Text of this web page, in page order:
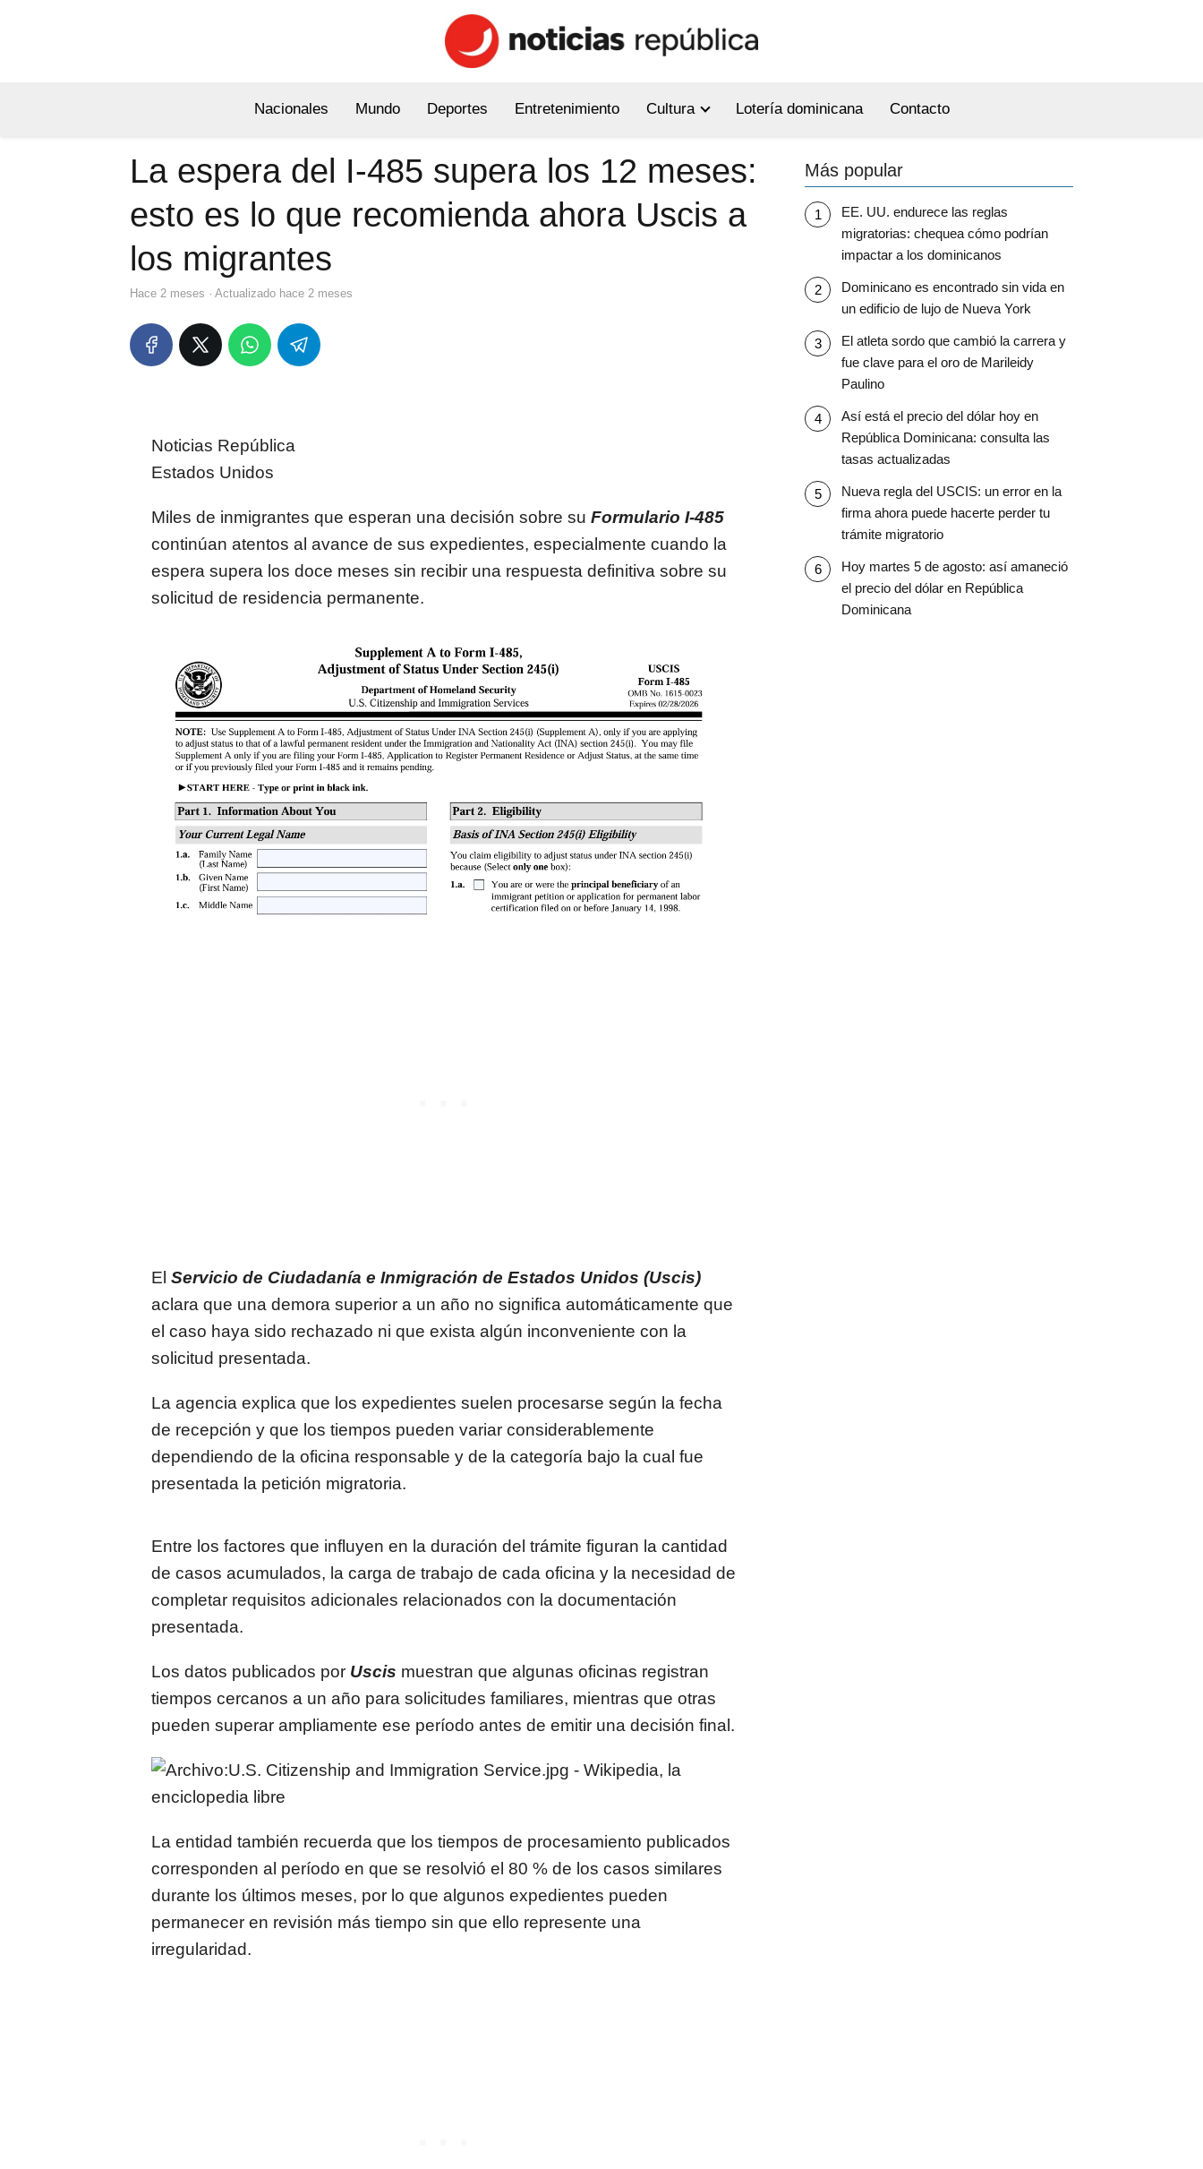
Nacionales Mundo Deportes Entretenimiento Cultura Lotería dominicana Contacto
La espera del I-485 supera los 12 meses:
esto es lo que recomienda ahora Uscis a
los migrantes
hace 2 meses · Actualizado hace 2 meses
Noticias República
Estados Unidos
Miles de inmigrantes que esperan una decisión sobre su Formulario I-485
continúan atentos al avance de sus expedientes, especialmente cuando la
espera supera los doce meses sin recibir una respuesta definitiva sobre su
solicitud de residencia permanente.
El Servicio de Ciudadanía e Inmigración de Estados Unidos (Uscis)
aclara que una demora superior a un año no significa automáticamente que
el caso haya sido rechazado ni que exista algún inconveniente con la
solicitud presentada.
La agencia explica que los expedientes suelen procesarse según la fecha
de recepción y que los tiempos pueden variar considerablemente
dependiendo de la oficina responsable y de la categoría bajo la cual fue
presentada la petición migratoria.
Entre los factores que influyen en la duración del trámite figuran la cantidad
de casos acumulados, la carga de trabajo de cada oficina y la necesidad de
completar requisitos adicionales relacionados con la documentación
presentada.
Los datos publicados por Uscis muestran que algunas oficinas registran
tiempos cercanos a un año para solicitudes familiares, mientras que otras
pueden superar ampliamente ese período antes de emitir una decisión final.
La entidad también recuerda que los tiempos de procesamiento publicados
corresponden al período en que se resolvió el 80 % de los casos similares
durante los últimos meses, por lo que algunos expedientes pueden
permanecer en revisión más tiempo sin que ello represente una
irregularidad.
Más popular
EE. UU. endurece las reglas
migratorias: chequea cómo podrían
impactar a los dominicanos
Dominicano es encontrado sin vida en
un edificio de lujo de Nueva York
El atleta sordo que cambió la carrera y
fue clave para el oro de Marileidy
Paulino
Así está el precio del dólar hoy en
República Dominicana: consulta las
tasas actualizadas
Nueva regla del USCIS: un error en la
firma ahora puede hacerte perder tu
trámite migratorio
Hoy martes 5 de agosto: así amaneció
el precio del dólar en República
Dominicana